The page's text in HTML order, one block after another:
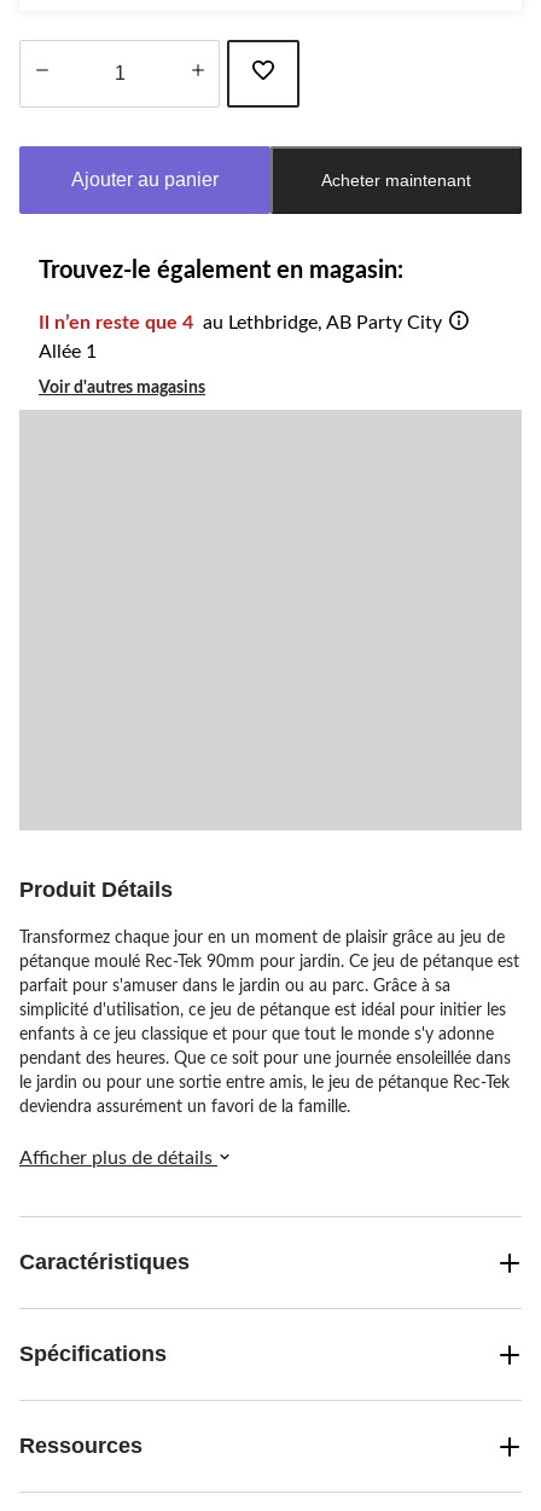
à
Ajouter au panier Acheter maintenant
Trouvez-le également en magasin:
Il n’en reste que 4 au Lethbridge, AB Party City
Allée 1
Voir d'autres magasins
Produit Détails
Transformez chaque jour en un moment de plaisir grâce au jeu de
pétanque moulé Rec-Tek 90mm pour jardin. Ce jeu de pétanque est
parfait pour s'amuser dans le jardin ou au parc. Grâce à sa
simplicité d'utilisation, ce jeu de pétanque est idéal pour initier les
enfants à ce jeu classique et pour que tout le monde s'y adonne
pendant des heures. Que ce soit pour une journée ensoleillée dans
le jardin ou pour une sortie entre amis, le jeu de pétanque Rec-Tek
deviendra assurément un favori de la famille.
Afficher plus de détails
Caractéristiques
Spécifications
Ressources